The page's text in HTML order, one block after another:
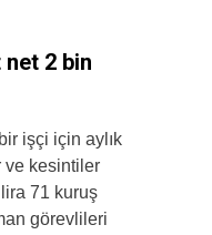
2 bin
işçi için aylık
ve kesintiler
71 kuruş
görevlileri